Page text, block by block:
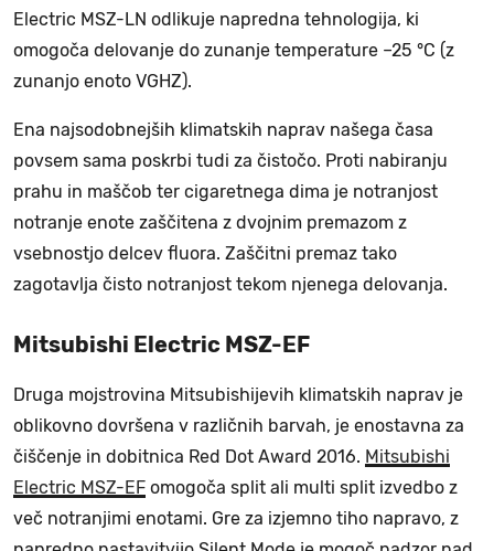
Electric MSZ-LN odlikuje napredna tehnologija, ki
omogoča delovanje do zunanje temperature –25 °C (z
zunanjo enoto VGHZ).
Ena najsodobnejših klimatskih naprav našega časa
povsem sama poskrbi tudi za čistočo. Proti nabiranju
prahu in maščob ter cigaretnega dima je notranjost
notranje enote zaščitena z dvojnim premazom z
vsebnostjo delcev fluora. Zaščitni premaz tako
zagotavlja čisto notranjost tekom njenega delovanja.
Mitsubishi Electric MSZ-EF
Druga mojstrovina Mitsubishijevih klimatskih naprav je
oblikovno dovršena v različnih barvah, je enostavna za
čiščenje in dobitnica Red Dot Award 2016. Mitsubishi
Electric MSZ-EF omogoča split ali multi split izvedbo z
več notranjimi enotami. Gre za izjemno tiho napravo, z